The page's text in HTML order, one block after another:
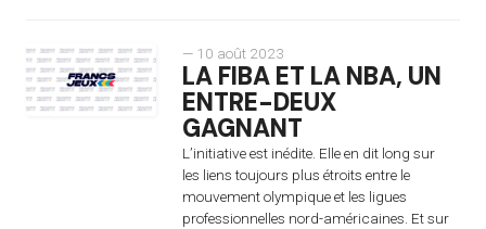
— 10 août 2023
LA FIBA ET LA NBA, UN
ENTRE-DEUX
GAGNANT
L’initiative est inédite. Elle en dit long sur
les liens toujours plus étroits entre le
mouvement olympique et les ligues
professionnelles nord-américaines. Et sur